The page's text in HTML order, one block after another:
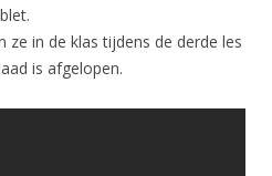
ze in de klas tijdens de derde les
is afgelopen.